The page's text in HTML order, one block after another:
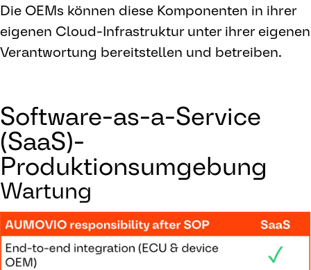
Die OEMs können diese Komponenten in ihrer
eigenen Cloud-Infrastruktur unter ihrer eigenen
Verantwortung bereitstellen und betreiben.
Software-as-a-Service
(SaaS)-
Produktionsumgebung
Wartung